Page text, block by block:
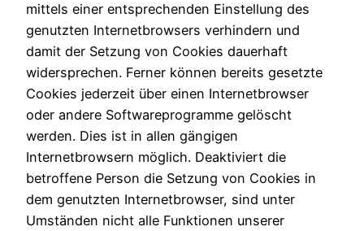
mittels einer entsprechenden Einstellung des
genutzten Internetbrowsers verhindern und
damit der Setzung von Cookies dauerhaft
widersprechen. Ferner können bereits gesetzte
Cookies jederzeit über einen Internetbrowser
oder andere Softwareprogramme gelöscht
werden. Dies ist in allen gängigen
Internetbrowsern möglich. Deaktiviert die
betroffene Person die Setzung von Cookies in
dem genutzten Internetbrowser, sind unter
Umständen nicht alle Funktionen unserer